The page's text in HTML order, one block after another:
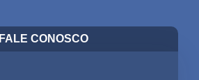
FALE CONOSCO